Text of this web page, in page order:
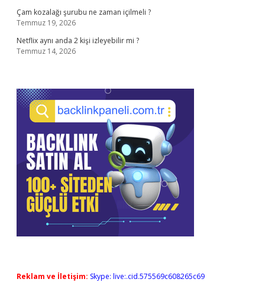
Çam kozalağı şurubu ne zaman içilmeli ?
Temmuz 19, 2026
Netflix aynı anda 2 kişi izleyebilir mi ?
Temmuz 14, 2026
Reklam ve İletişim: Skype: live:.cid.575569c608265c69